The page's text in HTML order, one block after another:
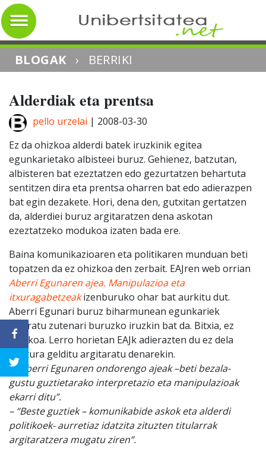
BLOGAK › BERRIKI
Alderdiak eta prentsa
pello urzelai | 2008-03-30
Ez da ohizkoa alderdi batek iruzkinik egitea
egunkarietako albisteei buruz. Gehienez, batzutan,
albisteren bat ezeztatzen edo gezurtatzen behartuta
sentitzen dira eta prentsa oharren bat edo adierazpen
bat egin dezakete. Hori, dena den, gutxitan gertatzen
da, alderdiei buruz argitaratzen dena askotan
ezeztatzeko modukoa izaten bada ere.
Baina komunikazioaren eta politikaren munduan beti
topatzen da ez ohizkoa den zerbait. EAJren web orrian
Aberri Egunaren ajea. Manipulazioa eta
itxuragabetzeakizenburuko ohar bat aurkitu dut.
Aberri Egunari buruz biharmunean egunkariek
kaleratu zutenari buruzko iruzkin bat da. Bitxia, ez
ohizkoa. Lerro horietan EAJk adierazten du ez dela
gustura gelditu argitaratu denarekin.
– “Aberri Egunaren ondorengo ajeak –beti bezala-
gustu guztietarako interpretazio eta manipulazioak
ekarri ditu”.
– “Beste guztiek – komunikabide askok eta alderdi
politikoek- aurretiaz idatzita zituzten titularrak
argitaratzera mugatu ziren”.